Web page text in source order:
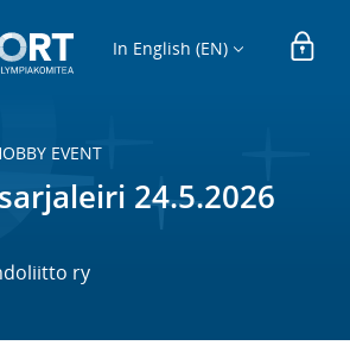
In English (EN)
EVENT
24.5.2026
ry